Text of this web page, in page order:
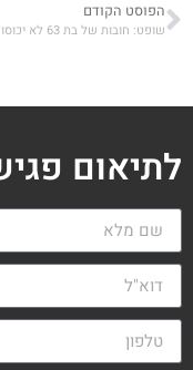
הפוסט הקודם
לתיאום